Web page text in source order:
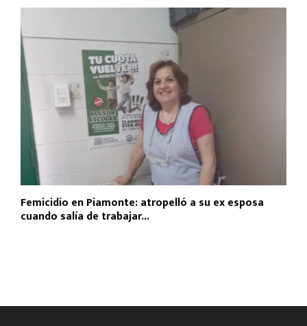
Femicidio en Piamonte: atropelló a su ex esposa
cuando salía de trabajar...